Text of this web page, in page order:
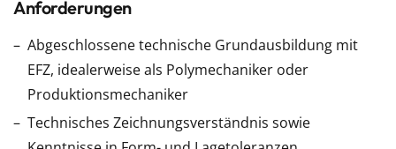
Anforderungen
Abgeschlossene technische Grundausbildung mit
EFZ, idealerweise als Polymechaniker oder
Produktionsmechaniker
Technisches Zeichnungsverständnis sowie